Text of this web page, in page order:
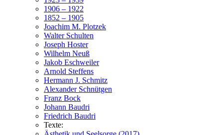
1906 – 1922
1852 – 1905
Joachim M. Plotzek
Walter Schulten
Joseph Hoster
Wilhelm Neuß
Jakob Eschweiler
Arnold Steffens
Hermann J. Schmitz
Alexander Schnütgen
Franz Bock
Johann Baudri
Friedrich Baudri
Texte: